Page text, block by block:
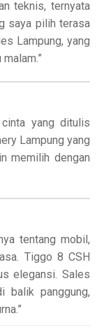
teknis, ternyata
saya pilih terasa
Lampung, yang
yang ditulis
Lampung yang
memilih dengan
tentang mobil,
Tiggo 8 CSH
elegansi. Sales
balik panggung,